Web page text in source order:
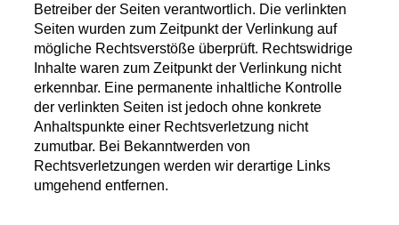
Betreiber der Seiten verantwortlich. Die verlinkten
Seiten wurden zum Zeitpunkt der Verlinkung auf
mögliche Rechtsverstöße überprüft. Rechtswidrige
Inhalte waren zum Zeitpunkt der Verlinkung nicht
erkennbar. Eine permanente inhaltliche Kontrolle
der verlinkten Seiten ist jedoch ohne konkrete
Anhaltspunkte einer Rechtsverletzung nicht
zumutbar. Bei Bekanntwerden von
Rechtsverletzungen werden wir derartige Links
umgehend entfernen.